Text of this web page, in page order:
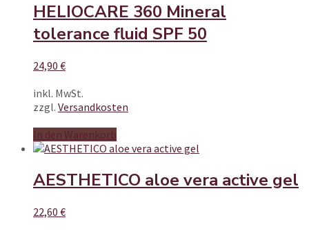
HELIOCARE 360 Mineral
tolerance fluid SPF 50
24,90 €
inkl. MwSt.
zzgl. Versandkosten
In den Warenkorb
AESTHETICO aloe vera active gel
22,60 €